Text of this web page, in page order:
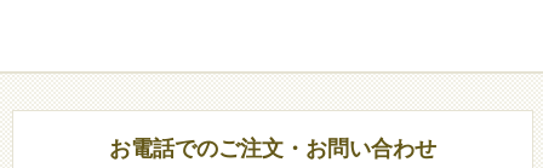
お電話でのご注文・お問い合わせ